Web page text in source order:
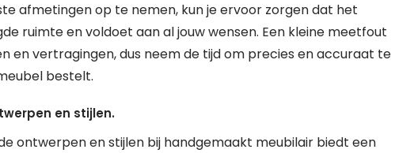
afmetingen op te nemen, kun je ervoor zorgen dat het
ruimte en voldoet aan al jouw wensen. Een kleine meetfout
en vertragingen, dus neem de tijd om precies en accuraat te
bestelt.
en stijlen.
ontwerpen en stijlen bij handgemaakt meubilair biedt een